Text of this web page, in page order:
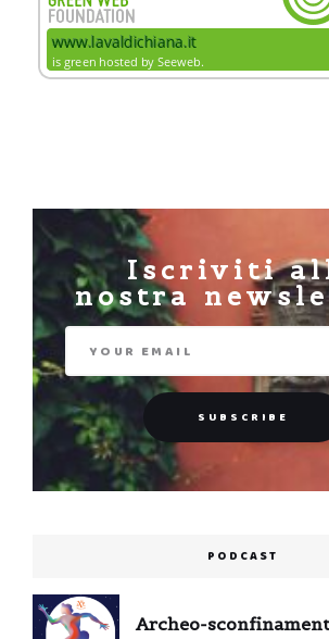
Iscriviti
nostra
PODCAST
Archeo-